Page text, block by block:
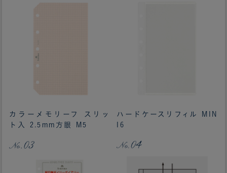
カラーメモリーフ スリッ
ト入 2.5mm方眼 M5
ハードケースリフィル MIN
I6